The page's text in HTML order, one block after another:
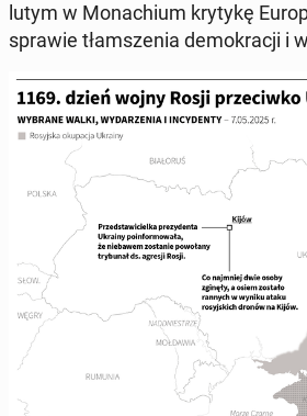
lutym w Mo­na­chium krytykę
sprawie tłam­sze­nia de­mo­kra­cji i